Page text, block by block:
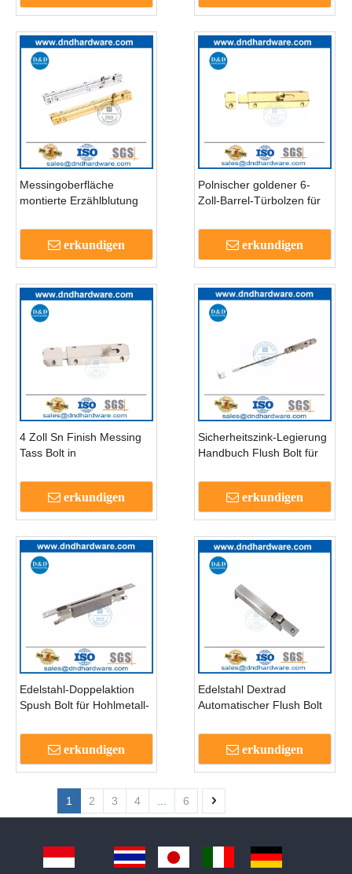
Messingoberfläche
montierte Erzählblutung
Tür-DDB016
erkundigen
Polnischer goldener 6-
Zoll-Barrel-Türbolzen für
erkundigen
4 Zoll Sn Finish Messing
Tass Bolt in
DDB017
erkundigen
Sicherheitszink-Legierung
Handbuch Flush Bolt für
erkundigen
Edelstahl-Doppelaktion
Spush Bolt für Hohlmetall-
erkundigen
Edelstahl Dextrad
Automatischer Flush Bolt
erkundigen
1 2 3 4 6